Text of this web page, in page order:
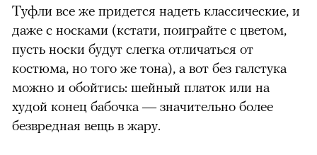
Туфли все же придется надеть классические, и
даже с носками (кстати, поиграйте с цветом,
пусть носки будут слегка отличаться от
костюма, но того же тона), а вот без галстука
можно и обойтись: шейный платок или на
худой конец бабочка — значительно более
безвредная вещь в жару.